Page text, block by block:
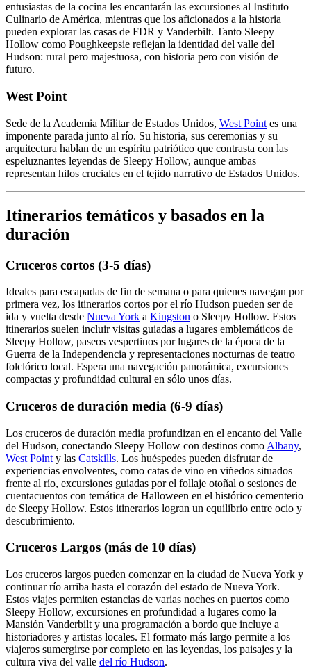
entusiastas de la cocina les encantarán las excursiones al Instituto
Culinario de América, mientras que los aficionados a la historia
pueden explorar las casas de FDR y Vanderbilt. Tanto Sleepy
Hollow como Poughkeepsie reflejan la identidad del valle del
Hudson: rural pero majestuosa, con historia pero con visión de
futuro.
West Point
Sede de la Academia Militar de Estados Unidos, West Point es una
imponente parada junto al río. Su historia, sus ceremonias y su
arquitectura hablan de un espíritu patriótico que contrasta con las
espeluznantes leyendas de Sleepy Hollow, aunque ambas
representan hilos cruciales en el tejido narrativo de Estados Unidos.
Itinerarios temáticos y basados en la
duración
Cruceros cortos (3-5 días)
Ideales para escapadas de fin de semana o para quienes navegan por
primera vez, los itinerarios cortos por el río Hudson pueden ser de
ida y vuelta desde Nueva York a Kingston o Sleepy Hollow. Estos
itinerarios suelen incluir visitas guiadas a lugares emblemáticos de
Sleepy Hollow, paseos vespertinos por lugares de la época de la
Guerra de la Independencia y representaciones nocturnas de teatro
folclórico local. Espera una navegación panorámica, excursiones
compactas y profundidad cultural en sólo unos días.
Cruceros de duración media (6-9 días)
Los cruceros de duración media profundizan en el encanto del Valle
del Hudson, conectando Sleepy Hollow con destinos como Albany,
West Point y las Catskills. Los huéspedes pueden disfrutar de
experiencias envolventes, como catas de vino en viñedos situados
frente al río, excursiones guiadas por el follaje otoñal o sesiones de
cuentacuentos con temática de Halloween en el histórico cementerio
de Sleepy Hollow. Estos itinerarios logran un equilibrio entre ocio y
descubrimiento.
Cruceros Largos (más de 10 días)
Los cruceros largos pueden comenzar en la ciudad de Nueva York y
continuar río arriba hasta el corazón del estado de Nueva York.
Estos viajes permiten estancias de varias noches en puertos como
Sleepy Hollow, excursiones en profundidad a lugares como la
Mansión Vanderbilt y una programación a bordo que incluye a
historiadores y artistas locales. El formato más largo permite a los
viajeros sumergirse por completo en las leyendas, los paisajes y la
cultura viva del valle del río Hudson.